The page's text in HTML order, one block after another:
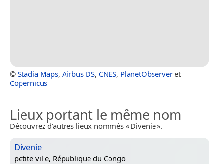
© Stadia Maps, Airbus DS, CNES, PlanetObserver et
Copernicus
Lieux portant le même nom
Découvrez d’autres lieux nommés « Divenie ».
Divenie
petite ville, République du Congo